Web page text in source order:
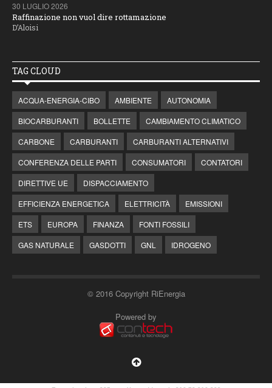
30 LUGLIO 2026
Raffinazione non vuol dire rottamazione
D’Aloisi
TAG CLOUD
ACQUA-ENERGIA-CIBO AMBIENTE
AUTONOMIA
BIOCARBURANTI
BOLLETTE
CAMBIAMENTO CLIMATICO
CARBONE
CARBURANTI
CARBURANTI ALTERNATIVI
CONFERENZA DELLE PARTI
CONSUMATORI
CONTATORI
DIRETTIVE UE
DISPACCIAMENTO
EFFICIENZA ENERGETICA
ELETTRICITÀ
EMISSIONI
ETS
EUROPA FINANZA
FONTI FOSSILI
GAS NATURALE
GASDOTTI GNL IDROGENO
© 2016 Copyright RiEnergia
Powered by